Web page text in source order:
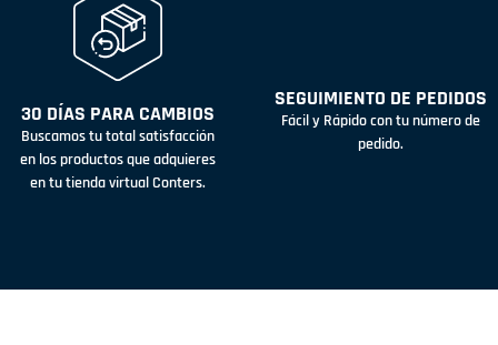
30 DÍAS PARA CAMBIOS
Buscamos tu total satisfacción
en los productos que adquieres
en tu tienda virtual Conters.
SEGUIMIENTO DE PEDIDOS
Fácil y Rápido con tu número de
pedido.